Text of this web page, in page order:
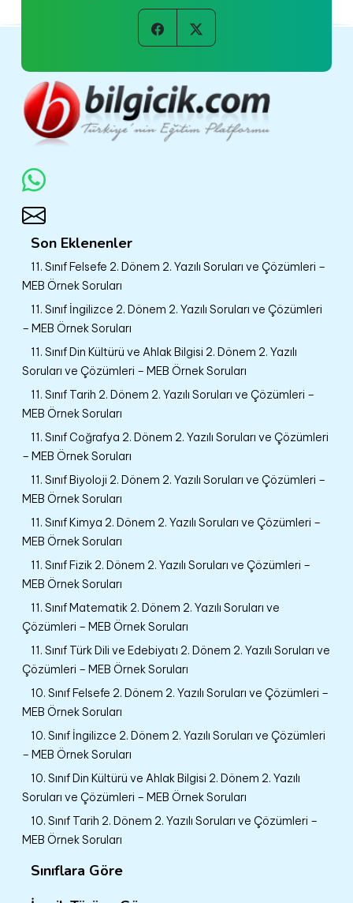
Son Eklenenler
11. Sınıf Felsefe 2. Dönem 2. Yazılı Soruları ve Çözümleri –
MEB Örnek Soruları
11. Sınıf İngilizce 2. Dönem 2. Yazılı Soruları ve Çözümleri
– MEB Örnek Soruları
11. Sınıf Din Kültürü ve Ahlak Bilgisi 2. Dönem 2. Yazılı
Soruları ve Çözümleri – MEB Örnek Soruları
11. Sınıf Tarih 2. Dönem 2. Yazılı Soruları ve Çözümleri –
MEB Örnek Soruları
11. Sınıf Coğrafya 2. Dönem 2. Yazılı Soruları ve Çözümleri
– MEB Örnek Soruları
11. Sınıf Biyoloji 2. Dönem 2. Yazılı Soruları ve Çözümleri –
MEB Örnek Soruları
11. Sınıf Kimya 2. Dönem 2. Yazılı Soruları ve Çözümleri –
MEB Örnek Soruları
11. Sınıf Fizik 2. Dönem 2. Yazılı Soruları ve Çözümleri –
MEB Örnek Soruları
11. Sınıf Matematik 2. Dönem 2. Yazılı Soruları ve
Çözümleri – MEB Örnek Soruları
11. Sınıf Türk Dili ve Edebiyatı 2. Dönem 2. Yazılı Soruları ve
Çözümleri – MEB Örnek Soruları
10. Sınıf Felsefe 2. Dönem 2. Yazılı Soruları ve Çözümleri –
MEB Örnek Soruları
10. Sınıf İngilizce 2. Dönem 2. Yazılı Soruları ve Çözümleri
– MEB Örnek Soruları
10. Sınıf Din Kültürü ve Ahlak Bilgisi 2. Dönem 2. Yazılı
Soruları ve Çözümleri – MEB Örnek Soruları
10. Sınıf Tarih 2. Dönem 2. Yazılı Soruları ve Çözümleri –
MEB Örnek Soruları
Sınıflara Göre